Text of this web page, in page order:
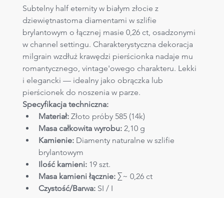
Subtelny half eternity w białym złocie z
dziewiętnastoma diamentami w szlifie
brylantowym o łącznej masie 0,26 ct, osadzonymi
w channel settingu. Charakterystyczna dekoracja
milgrain wzdłuż krawędzi pierścionka nadaje mu
romantycznego, vintage'owego charakteru. Lekki
i elegancki — idealny jako obrączka lub
pierścionek do noszenia w parze.
Specyfikacja techniczna:
Materiał: Złoto próby 585 (14k)
Masa całkowita wyrobu: 2,10 g
Kamienie: Diamenty naturalne w szlifie
brylantowym
Ilość kamieni: 19 szt.
Masa kamieni łącznie: ∑~ 0,26 ct
Czystość/Barwa: SI / I